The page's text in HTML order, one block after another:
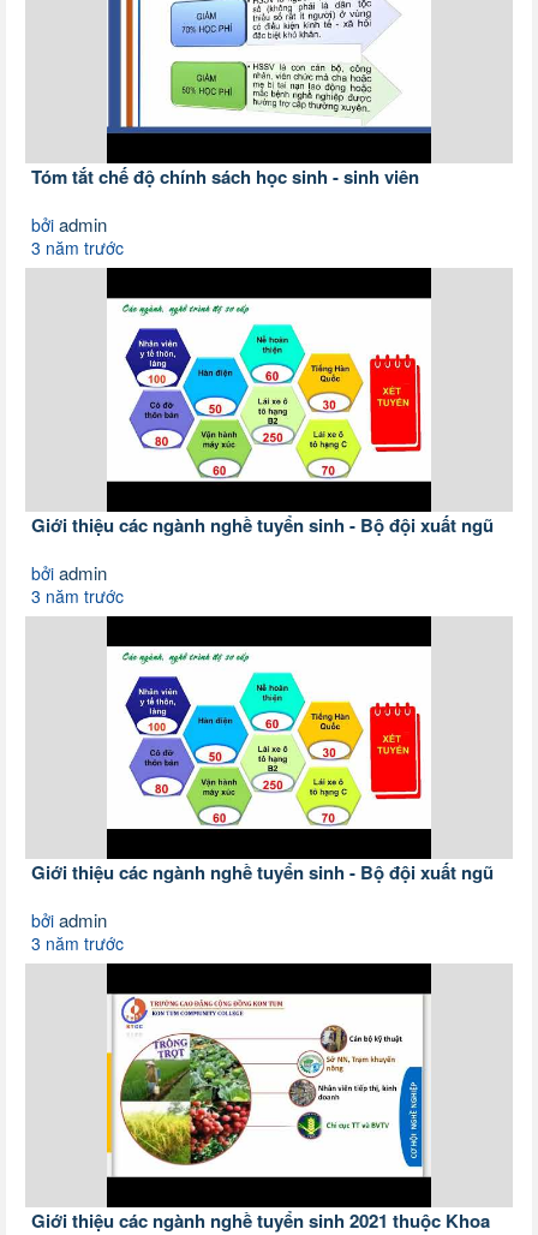
Tóm tắt chế độ chính sách học sinh - sinh viên
bởi admin
3 năm trước
Giới thiệu các ngành nghề tuyển sinh - Bộ đội xuất ngũ
bởi admin
3 năm trước
Giới thiệu các ngành nghề tuyển sinh - Bộ đội xuất ngũ
bởi admin
3 năm trước
Giới thiệu các ngành nghề tuyển sinh 2021 thuộc Khoa